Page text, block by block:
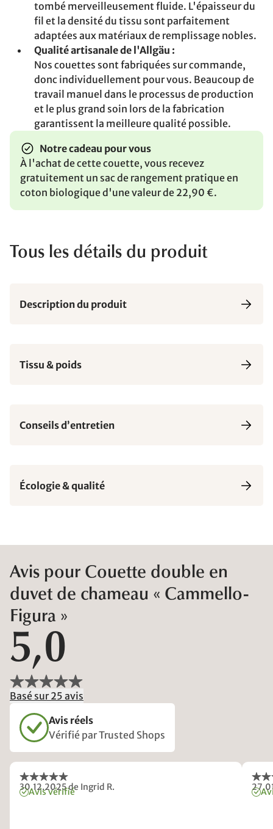
tombé merveilleusement fluide. L'épaisseur du
fil et la densité du tissu sont parfaitement
adaptées aux matériaux de remplissage nobles.
Qualité artisanale de l'Allgäu :
Nos couettes sont fabriquées sur commande,
donc individuellement pour vous. Beaucoup de
travail manuel dans le processus de production
et le plus grand soin lors de la fabrication
garantissent la meilleure qualité possible.
Notre cadeau pour vous
À l'achat de cette couette, vous recevez
gratuitement un sac de rangement pratique en
coton biologique d'une valeur de 22,90 €.
Tous les détails du produit
Description du produit
Tissu & poids
Conseils d’entretien
Écologie & qualité
Avis pour Couette double en
duvet de chameau « Cammello-
Figura »
5,0
Basé sur 25 avis
Avis réels
Vérifié par Trusted Shops
30.12.2025de Ingrid R.
Avis vérifié